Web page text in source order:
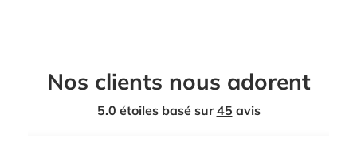
Nos clients nous adorent
5.0 étoiles basé sur45 avis